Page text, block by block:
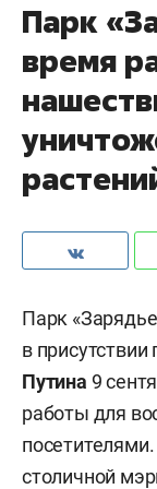
Парк
время
Парк
в присутствии
Путина 9
работы для
столичной